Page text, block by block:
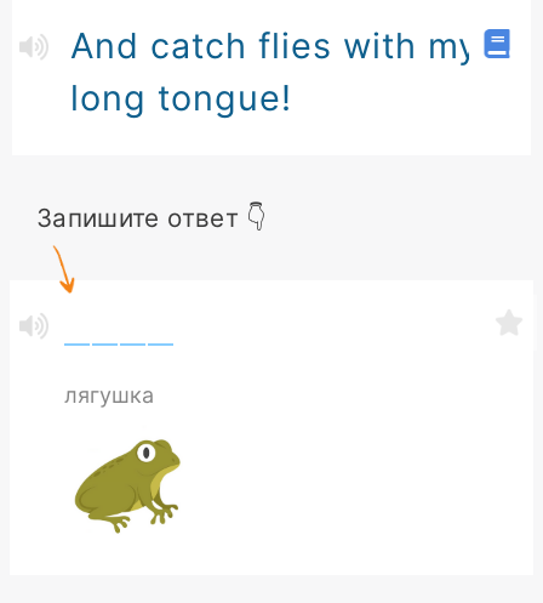
And catch flies with my
long tongue!
Запишите ответ 👇
лягушка